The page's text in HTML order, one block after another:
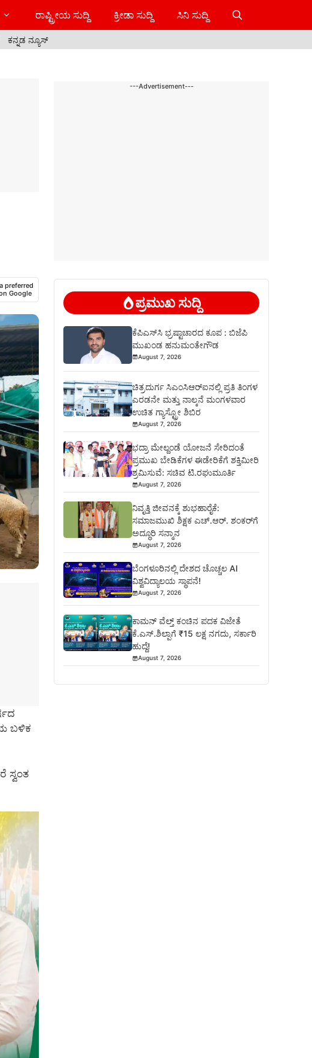
ರಾಷ್ಟ್ರೀಯ ಸುದ್ದಿ ಕ್ರೀಡಾ ಸುದ್ದಿ ಸಿನಿ ಸುದ್ದಿ
ಕನ್ನಡ ನ್ಯೂಸ್
preferred
Google
ಬಳಿಕ
ಸ್ವಂತ
---Advertisement---
ಪ್ರಮುಖ ಸುದ್ದಿ
ಕೆಪಿಎಸ್‍ಸಿ ಭ್ರಷ್ಟಾಚಾರದ ಕೂಪ : ಬಿಜೆಪಿ
ಮುಖಂಡ ಹನುಮಂತೇಗೌಡ
August 7, 2026
ಚಿತ್ರದುರ್ಗ ಸಿಎಂಸಿಆರ್‍ಐನಲ್ಲಿ ಪ್ರತಿ ತಿಂಗಳ
ಎರಡನೇ ಮತ್ತು ನಾಲ್ಕನೆ ಮಂಗಳವಾರ
ಉಚಿತ ಗ್ಯಾಸ್ಟ್ರೋ ಶಿಬಿರ
August 7, 2026
ಭದ್ರಾ ಮೇಲ್ದಂಡೆ ಯೋಜನೆ ಸೇರಿದಂತೆ
ಪ್ರಮುಖ ಬೇಡಿಕೆಗಳ ಈಡೇರಿಕೆಗೆ ಶಕ್ತಿಮೀರಿ
ಶ್ರಮಿಸುವೆ: ಸಚಿವ ಟಿ.ರಘುಮೂರ್ತಿ
August 7, 2026
ನಿವೃತ್ತಿ ಜೀವನಕ್ಕೆ ಶುಭಹಾರೈಕೆ:
ಸಮಾಜಮುಖಿ ಶಿಕ್ಷಕ ಎಚ್.ಆರ್. ಶಂಕರ್‌ಗೆ
ಅದ್ಧೂರಿ ಸನ್ಮಾನ
August 7, 2026
ಬೆಂಗಳೂರಿನಲ್ಲಿ ದೇಶದ ಚೊಚ್ಚಲ AI
ವಿಶ್ವವಿದ್ಯಾಲಯ ಸ್ಥಾಪನೆ!
August 7, 2026
ಕಾಮನ್ ವೆಲ್ತ್ ಕಂಚಿನ ಪದಕ ವಿಜೇತೆ
ಕೆ.ಎಸ್.ಶಿಲ್ಪಾಗೆ ₹15 ಲಕ್ಷ ನಗದು, ಸರ್ಕಾರಿ
ಹುದ್ದೆ!
August 7, 2026